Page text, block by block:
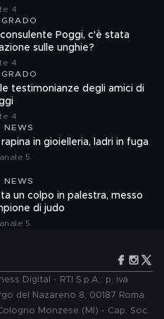
4
consulente Poggi, c'è stata
sulle unghie?
4
le testimonianze degli amici di
4
NEWS
in gioielleria, ladri in fuga
5
NEWS
un colpo in palestra, messo
di judo
5
Digital - RTI S.p.A.: p. iva
del Nazareno 8, 00187 Roma.
Monzese (MI) - Cap. Soc.